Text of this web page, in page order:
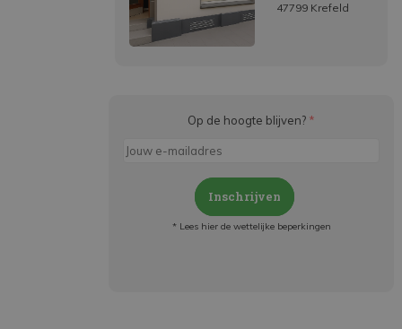
47799 Krefeld
Op de hoogte blijven? *
Inschrijven
* Lees hier de wettelijke beperkingen